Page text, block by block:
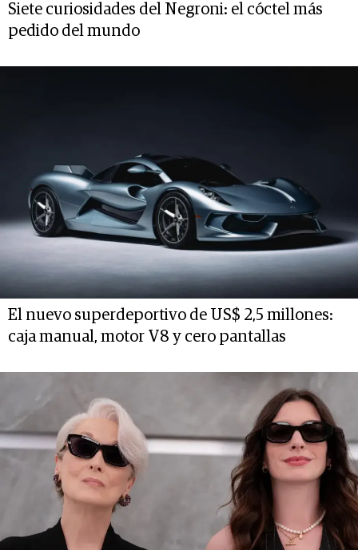
Siete curiosidades del Negroni: el cóctel más
pedido del mundo
El nuevo superdeportivo de US$ 2,5 millones:
caja manual, motor V8 y cero pantallas